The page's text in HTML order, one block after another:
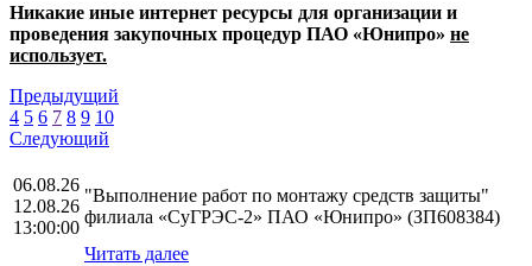
Никакие иные интернет ресурсы для организации и
проведения закупочных процедур ПАО «Юнипро» не
использует.
Предыдущий
4 5 6 7 8 9 10
Следующий
06.08.26
12.08.26
13:00:00
"Выполнение работ по монтажу средств защиты"
филиала «СуГРЭС-2» ПАО «Юнипро» (ЗП608384)
Читать далее